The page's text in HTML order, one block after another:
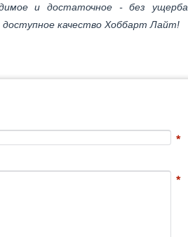
и достаточное - без ущерба
качество Хоббарт Лайт!